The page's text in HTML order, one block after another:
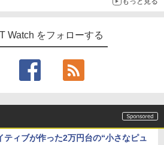
Watch をフォローする
ティブが作った2万円台の“小さなピュ